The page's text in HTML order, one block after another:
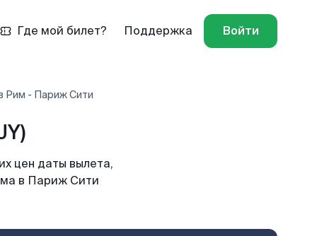
Где мой билет? Поддержка Войти
Рим - Париж Сити
цен даты вылета,
в Париж Сити